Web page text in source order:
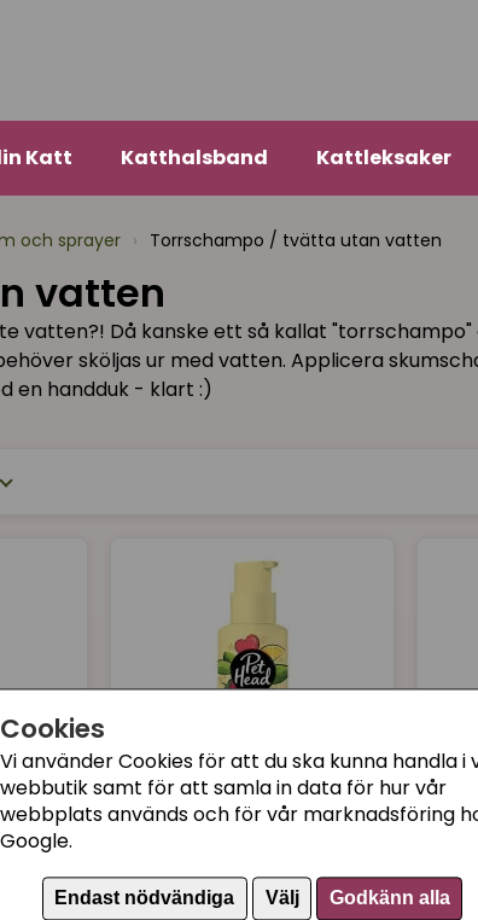
Cookies
Vi använder Cookies för att du ska kunna handla i
webbutik samt för att samla in data för hur vår
webbplats används och för vår marknadsföring
Google.
Endast nödvändiga Välj Godkänn alla
Katt Katthalsband Kattleksaker
och sprayer › Torrschampo / tvätta utan vatten
vatten
vatten?! Då kanske ett så kallat
sköljas ur med vatten. Applicera
en handduk - klart :)
PET HEAD
Foam (torrschampo)
PET